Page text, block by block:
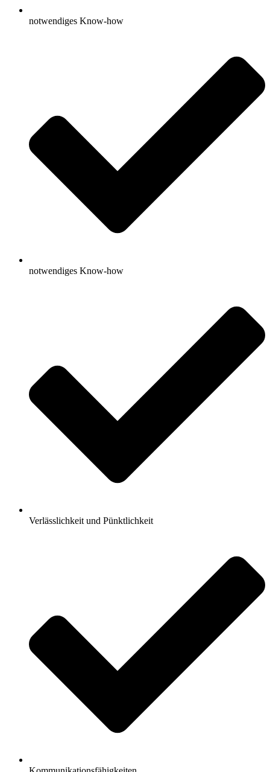
notwendiges Know-how
notwendiges Know-how
Verlässlichkeit und Pünktlichkeit